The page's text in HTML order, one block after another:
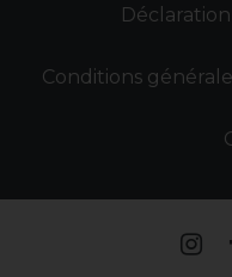
Conditions